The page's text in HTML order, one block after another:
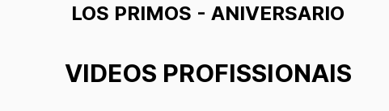
LOS PRIMOS - ANIVERSARIO
VIDEOS PROFISSIONAIS